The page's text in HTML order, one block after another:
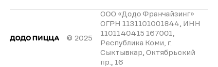
© 2025
ООО «Додо Франчайзинг»
ОГРН 1131101001844, ИНН
1101140415 167001,
Республика Коми, г.
Сыктывкар, Октябрьский
пр., 16